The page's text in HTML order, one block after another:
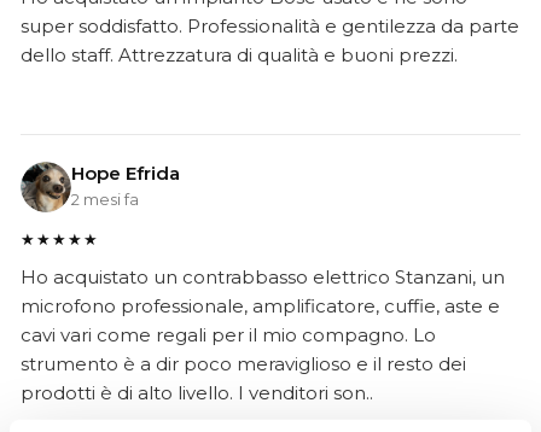
super soddisfatto. Professionalità e gentilezza da parte
dello staff. Attrezzatura di qualità e buoni prezzi.
Hope Efrida
2 mesi fa
★★★★★
Ho acquistato un contrabbasso elettrico Stanzani, un
microfono professionale, amplificatore, cuffie, aste e
cavi vari come regali per il mio compagno. Lo
strumento è a dir poco meraviglioso e il resto dei
prodotti è di alto livello. I venditori son..